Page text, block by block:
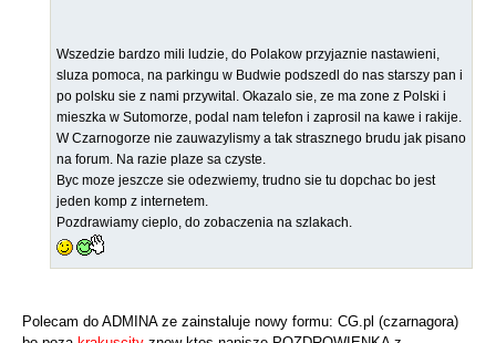
Wszedzie bardzo mili ludzie, do Polakow przyjaznie nastawieni,
sluza pomoca, na parkingu w Budwie podszedl do nas starszy pan i
po polsku sie z nami przywital. Okazalo sie, ze ma zone z Polski i
mieszka w Sutomorze, podal nam telefon i zaprosil na kawe i rakije.
W Czarnogorze nie zauwazylismy a tak strasznego brudu jak pisano
na forum. Na razie plaze sa czyste.
Byc moze jeszcze sie odezwiemy, trudno sie tu dopchac bo jest
jeden komp z internetem.
Pozdrawiamy cieplo, do zobaczenia na szlakach.
Polecam do ADMINA ze zainstaluje nowy formu: CG.pl (czarnagora)